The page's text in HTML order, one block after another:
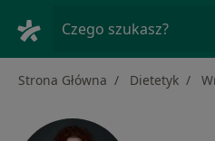
Czego szukasz?
Strona Główna Dietetyk